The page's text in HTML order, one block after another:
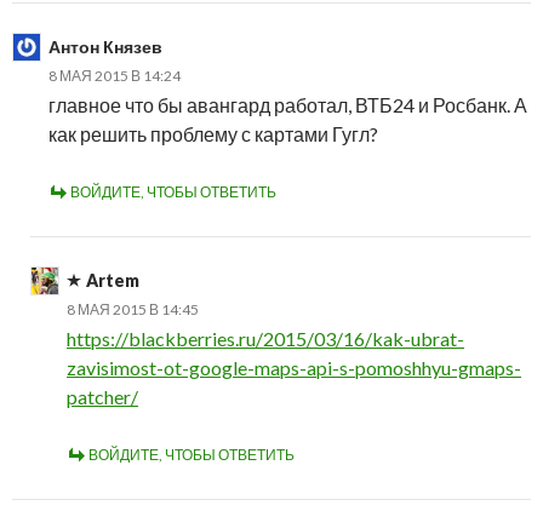
Антон Князев
8 МАЯ 2015 В 14:24
главное что бы авангард работал, ВТБ24 и Росбанк. А
как решить проблему с картами Гугл?
ВОЙДИТЕ, ЧТОБЫ ОТВЕТИТЬ
Artem
8 МАЯ 2015 В 14:45
https://blackberries.ru/2015/03/16/kak-ubrat-
zavisimost-ot-google-maps-api-s-pomoshhyu-gmaps-
patcher/
ВОЙДИТЕ, ЧТОБЫ ОТВЕТИТЬ